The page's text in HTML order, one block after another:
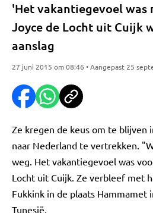
'Het vakantiegevoel was
Joyce de Locht uit Cuijk
aanslag
27 juni 2015 om 08:46 • Aangepast 25
Ze kregen de keus om te blijven
naar Nederland te vertrekken.
weg. Het vakantiegevoel was
Locht uit Cuijk. Ze verbleef met
Fukkink in de plaats Hammamet
Tunesië.